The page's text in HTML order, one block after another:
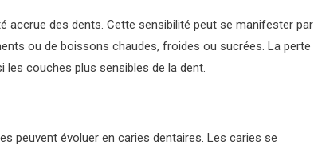
accrue des dents. Cette sensibilité peut se manifester par
ou de boissons chaudes, froides ou sucrées. La perte
les couches plus sensibles de la dent.
peuvent évoluer en caries dentaires. Les caries se